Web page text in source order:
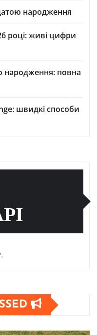
народження
році: живі цифри
народження: повна
швидкі способи